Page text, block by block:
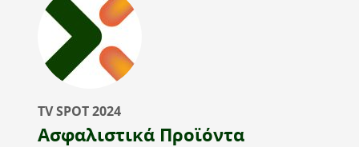
TV SPOT 2024
Ασφαλιστικά Προϊόντα